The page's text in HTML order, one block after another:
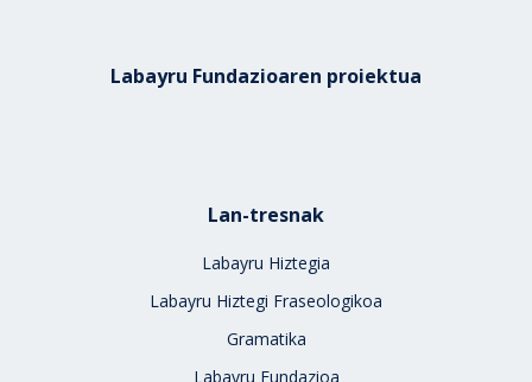
Labayru Fundazioaren proiektua
Lan-tresnak
Labayru Hiztegia
Labayru Hiztegi Fraseologikoa
Gramatika
Labayru Fundazioa